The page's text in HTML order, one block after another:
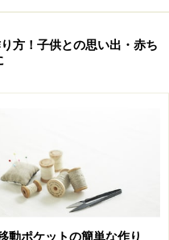
方！子供との思い出・赤ち
動ポケットの簡単な作り